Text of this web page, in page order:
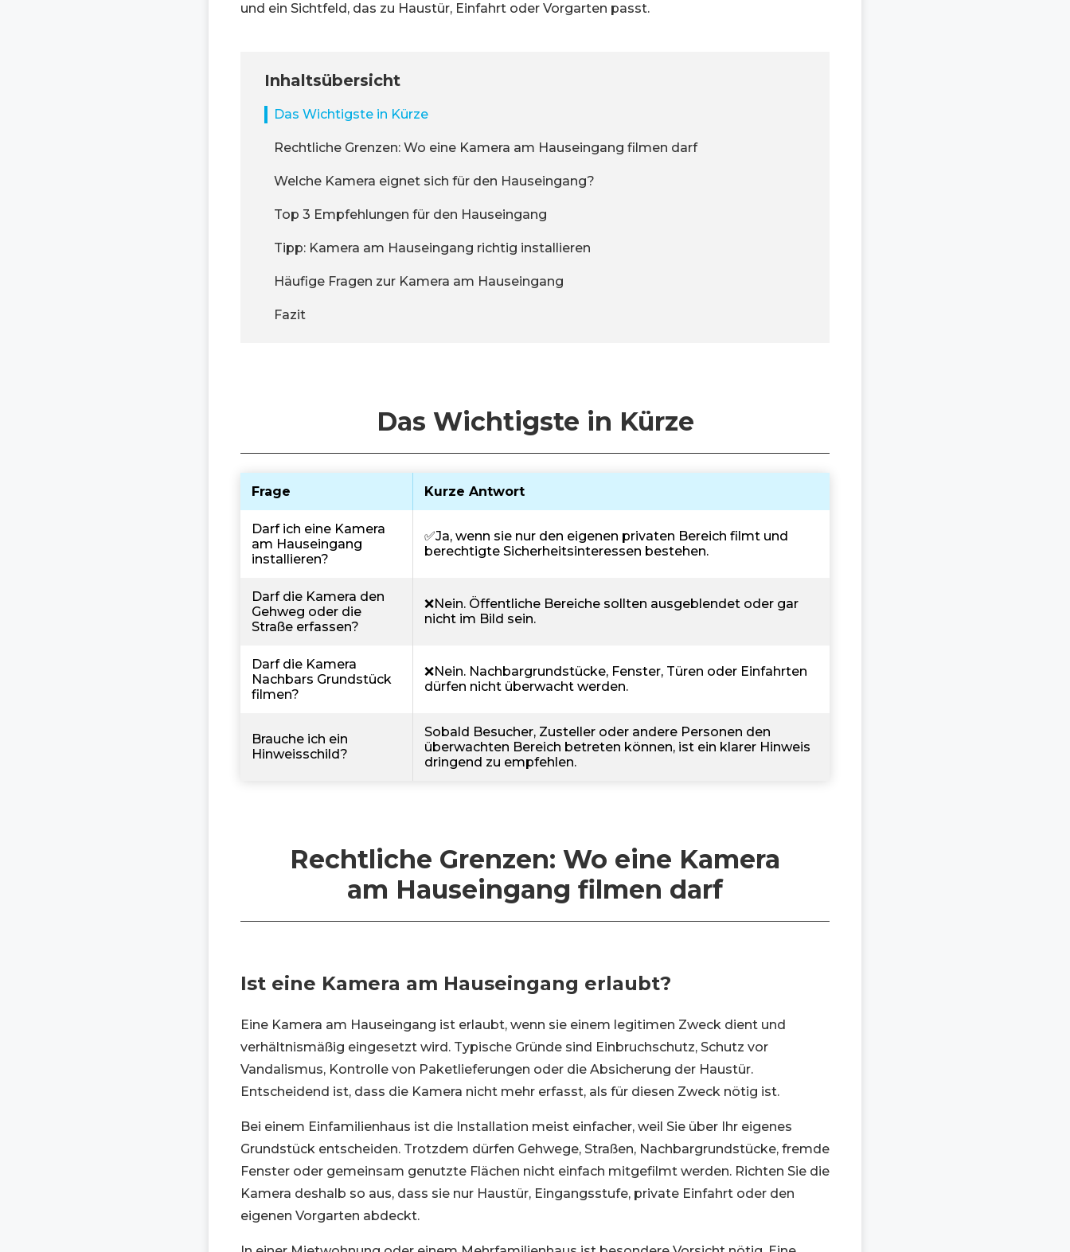
und ein Sichtfeld, das zu Haustür, Einfahrt oder Vorgarten passt.
Inhaltsübersicht
Das Wichtigste in Kürze
Rechtliche Grenzen: Wo eine Kamera am Hauseingang filmen darf
Welche Kamera eignet sich für den Hauseingang?
Top 3 Empfehlungen für den Hauseingang
Tipp: Kamera am Hauseingang richtig installieren
Häufige Fragen zur Kamera am Hauseingang
Fazit
Das Wichtigste in Kürze
Frage Kurze Antwort
Darf ich eine Kamera
am Hauseingang
installieren?
✅️Ja, wenn sie nur den eigenen privaten Bereich filmt und
berechtigte Sicherheitsinteressen bestehen.
Darf die Kamera den
Gehweg oder die
Straße erfassen?
❌Nein. Öffentliche Bereiche sollten ausgeblendet oder gar
nicht im Bild sein.
Darf die Kamera
Nachbars Grundstück
filmen?
❌Nein. Nachbargrundstücke, Fenster, Türen oder Einfahrten
dürfen nicht überwacht werden.
Brauche ich ein
Hinweisschild?
Sobald Besucher, Zusteller oder andere Personen den
überwachten Bereich betreten können, ist ein klarer Hinweis
dringend zu empfehlen.
Rechtliche Grenzen: Wo eine Kamera
am Hauseingang filmen darf
Ist eine Kamera am Hauseingang erlaubt?
Eine Kamera am Hauseingang ist erlaubt, wenn sie einem legitimen Zweck dient und
verhältnismäßig eingesetzt wird. Typische Gründe sind Einbruchschutz, Schutz vor
Vandalismus, Kontrolle von Paketlieferungen oder die Absicherung der Haustür.
Entscheidend ist, dass die Kamera nicht mehr erfasst, als für diesen Zweck nötig ist.
Bei einem Einfamilienhaus ist die Installation meist einfacher, weil Sie über Ihr eigenes
Grundstück entscheiden. Trotzdem dürfen Gehwege, Straßen, Nachbargrundstücke, fremde
Fenster oder gemeinsam genutzte Flächen nicht einfach mitgefilmt werden. Richten Sie die
Kamera deshalb so aus, dass sie nur Haustür, Eingangsstufe, private Einfahrt oder den
eigenen Vorgarten abdeckt.